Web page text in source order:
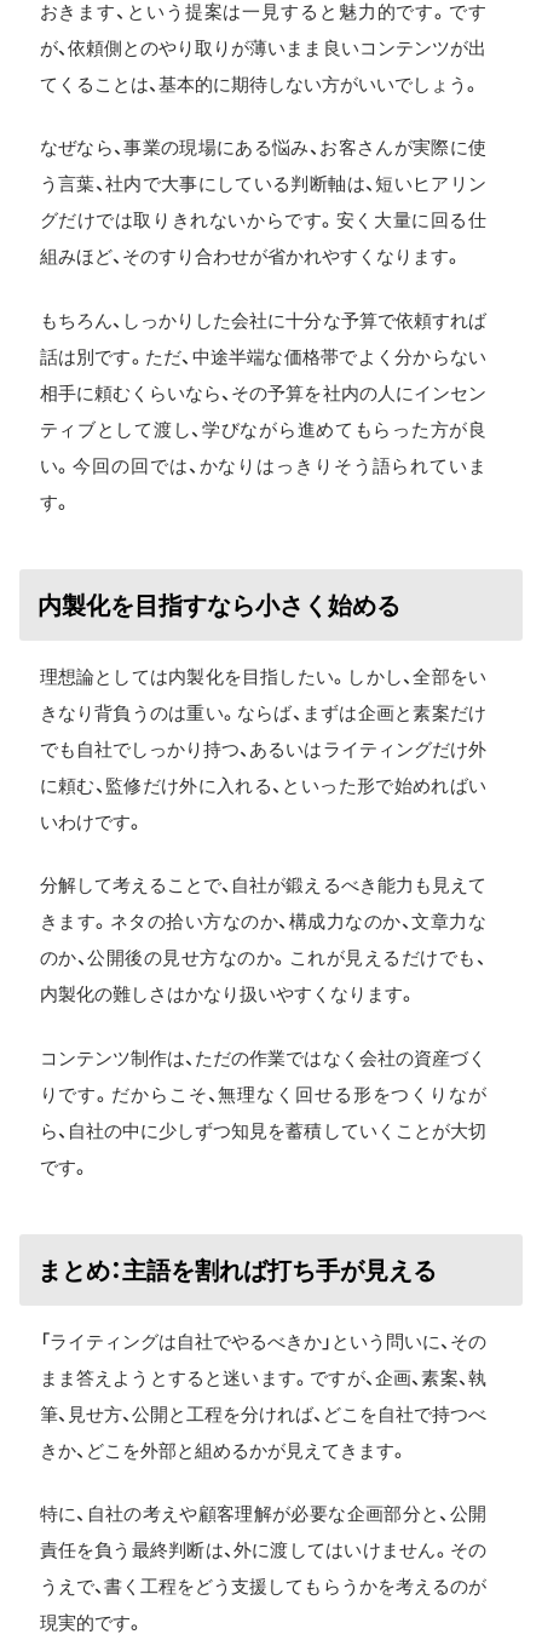
おきます、という提案は一見すると魅力的です。です
が、依頼側とのやり取りが薄いまま良いコンテンツが出
てくることは、基本的に期待しない方がいいでしょう。
なぜなら、事業の現場にある悩み、お客さんが実際に使
う言葉、社内で大事にしている判断軸は、短いヒアリン
グだけでは取りきれないからです。安く大量に回る仕
組みほど、そのすり合わせが省かれやすくなります。
もちろん、しっかりした会社に十分な予算で依頼すれば
話は別です。ただ、中途半端な価格帯でよく分からない
相手に頼むくらいなら、その予算を社内の人にインセン
ティブとして渡し、学びながら進めてもらった方が良
い。今回の回では、かなりはっきりそう語られていま
す。
内製化を目指すなら小さく始める
理想論としては内製化を目指したい。しかし、全部をい
きなり背負うのは重い。ならば、まずは企画と素案だけ
でも自社でしっかり持つ、あるいはライティングだけ外
に頼む、監修だけ外に入れる、といった形で始めればい
いわけです。
分解して考えることで、自社が鍛えるべき能力も見えて
きます。ネタの拾い方なのか、構成力なのか、文章力な
のか、公開後の見せ方なのか。これが見えるだけでも、
内製化の難しさはかなり扱いやすくなります。
コンテンツ制作は、ただの作業ではなく会社の資産づく
りです。だからこそ、無理なく回せる形をつくりなが
ら、自社の中に少しずつ知見を蓄積していくことが大切
です。
まとめ：主語を割れば打ち手が見える
「ライティングは自社でやるべきか」という問いに、その
まま答えようとすると迷います。ですが、企画、素案、執
筆、見せ方、公開と工程を分ければ、どこを自社で持つべ
きか、どこを外部と組めるかが見えてきます。
特に、自社の考えや顧客理解が必要な企画部分と、公開
責任を負う最終判断は、外に渡してはいけません。その
うえで、書く工程をどう支援してもらうかを考えるのが
現実的です。